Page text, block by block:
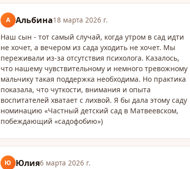
А Альбина18 марта 2026 г.
Наш сын - тот самый случай, когда утром в сад идти
не хочет, а вечером из сада уходить не хочет. Мы
переживали из-за отсутствия психолога. Казалось,
что нашему чувствительному и немного тревожному
мальчику такая поддержка необходима. Но практика
показала, что чуткости, внимания и опыта
воспитателей хватает с лихвой. Я бы дала этому саду
номинацию «Частный детский сад в Матвеевском,
побеждающий «садофобию»)
Ю Юлия6 марта 2026 г.